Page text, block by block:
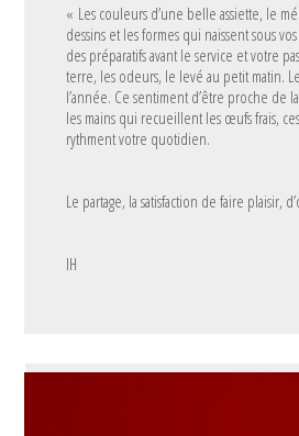
« Les couleurs d’une belle assiette, le
dessins et les formes qui naissent sous
des préparatifs avant le service et votre
terre, les odeurs, le levé au petit matin.
l’année. Ce sentiment d’être proche de
les mains qui recueillent les œufs frais,
rythment votre quotidien.
Le partage, la satisfaction de faire plaisir,
IH